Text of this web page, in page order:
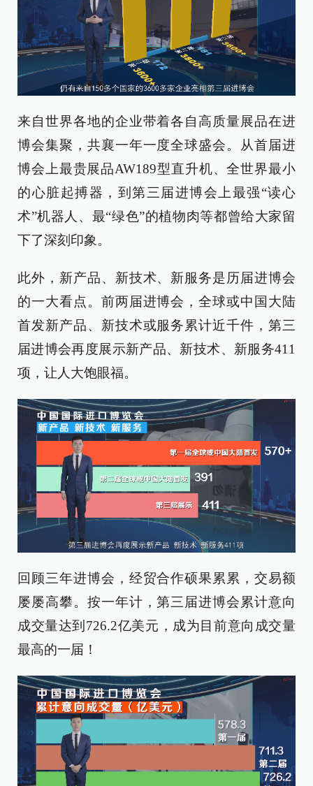
来自世界各地的企业带着各自高质量展品在进
博会集聚，共襄一年一度全球盛会。从首届进
博会上最贵展品AW189型直升机、全世界最小
的心脏起搏器，到第三届进博会上最强“读心
术”机器人、最“绿色”的植物肉等都曾给大家留
下了深刻印象。
此外，新产品、新技术、新服务是历届进博会
的一大看点。前两届进博会，全球或中国大陆
首发新产品、新技术或服务累计近千件，第三
届进博会再度展示新产品、新技术、新服务411
项，让人大饱眼福。
回顾三年进博会，经贸合作硕果累累，交易额
屡屡高攀。按一年计，第三届进博会累计意向
成交量达到726.2亿美元，成为目前意向成交量
最高的一届！